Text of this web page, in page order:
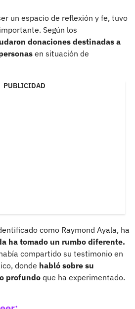
un espacio de reflexión y fe, tuvo
Según los
donaciones destinadas a
en situación de
PUBLICIDAD
como Raymond Ayala, ha
ha tomado un rumbo diferente.
compartido su testimonio en
donde habló sobre su
profundo que ha experimentado.